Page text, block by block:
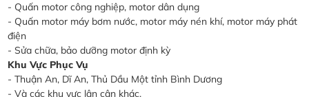
- Quấn motor công nghiệp, motor dân dụng
- Quấn motor máy bơm nước, motor máy nén khí, motor máy phát
điện
- Sửa chữa, bảo dưỡng motor định kỳ
Khu Vực Phục Vụ
- Thuận An, Dĩ An, Thủ Dầu Một tỉnh Bình Dương
- Và các khu vực lân cận khác.